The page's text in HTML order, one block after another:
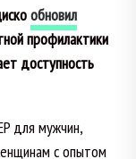
обновил
профилактики
доступность
для мужчин,
с опытом